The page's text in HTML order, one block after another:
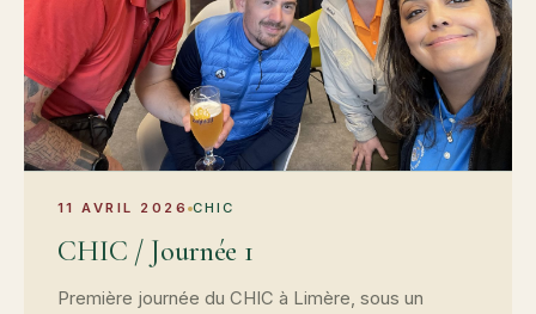
11 AVRIL 2026 CHIC
CHIC / Journée 1
Première journée du CHIC à Limère, sous un